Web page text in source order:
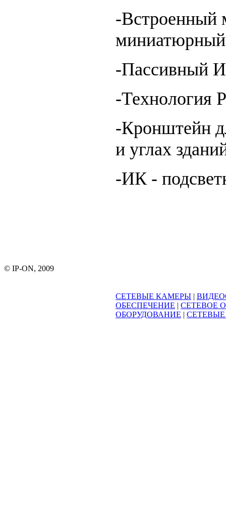
-Встроенный
миниатюрный
-Пассивный
-Технология
-Кронштейн
и углах
-ИК -
© IP-ON, 2009
СЕТЕВЫЕ КАМЕРЫ |
ОБЕСПЕЧЕНИЕ | СЕТЕВОЕ
ОБОРУДОВАНИЕ |